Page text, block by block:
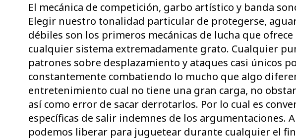
El mecánica de competición, garbo artístico y banda
Elegir nuestro tonalidad particular de protegerse,
débiles son los primeros mecánicas de lucha que
cualquier sistema extremadamente grato. Cualquier
patrones sobre desplazamiento y ataques casi únicos
constantemente combatiendo lo mucho que algo
entretenimiento cual no tiene una gran carga, no
así­ como error de sacar derrotarlos. Por lo cual es
específicas de salir indemnes de los
podemos liberar para juguetear durante cualquier el